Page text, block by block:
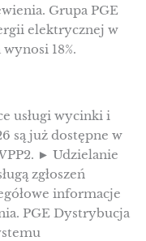
Grupa PGE
elektrycznej w
18%.
usługi wycinki i
są już dostępne w
► Udzielanie
zgłoszeń
informacje
PGE Dystrybucja